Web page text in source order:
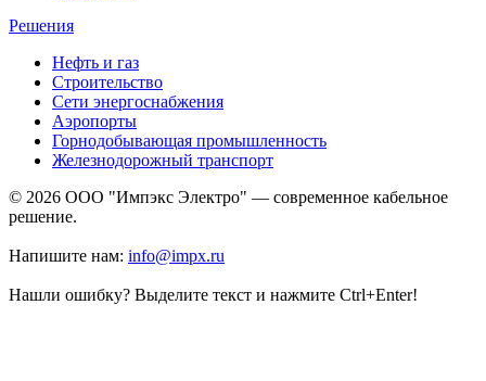
Решения
Нефть и газ
Строительство
Сети энергоснабжения
Аэропорты
Горнодобывающая промышленность
Железнодорожный транспорт
© 2026 ООО "Импэкс Электро" — современное кабельное
решение.
Напишите нам: info@impx.ru
Нашли ошибку? Выделите текст и нажмите Ctrl+Enter!